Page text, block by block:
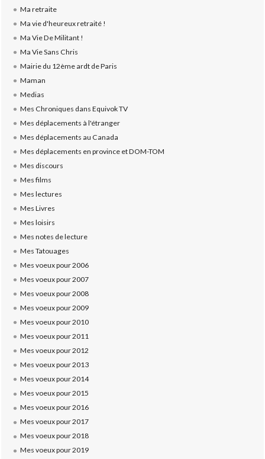
Ma retraite
Ma vie d'heureux retraité !
Ma Vie De Militant !
Ma Vie Sans Chris
Mairie du 12ème ardt de Paris
Maman
Medias
Mes Chroniques dans Equivok TV
Mes déplacements à l'étranger
Mes déplacements au Canada
Mes déplacements en province et DOM-TOM
Mes discours
Mes films
Mes lectures
Mes Livres
Mes loisirs
Mes notes de lecture
Mes Tatouages
Mes voeux pour 2006
Mes voeux pour 2007
Mes voeux pour 2008
Mes voeux pour 2009
Mes voeux pour 2010
Mes voeux pour 2011
Mes voeux pour 2012
Mes voeux pour 2013
Mes voeux pour 2014
Mes voeux pour 2015
Mes voeux pour 2016
Mes voeux pour 2017
Mes voeux pour 2018
Mes voeux pour 2019